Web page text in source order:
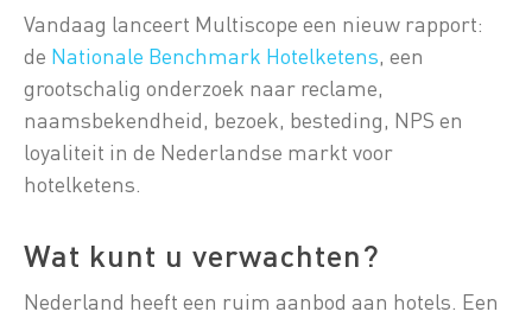
Vandaag lanceert Multiscope een nieuw rapport:
de Nationale Benchmark Hotelketens, een
grootschalig onderzoek naar reclame,
naamsbekendheid, bezoek, besteding, NPS en
loyaliteit in de Nederlandse markt voor
hotelketens.
Wat kunt u verwachten?
Nederland heeft een ruim aanbod aan hotels. Een